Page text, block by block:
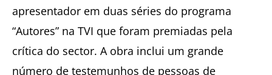
apresentador em duas séries do programa
“Autores” na TVI que foram premiadas pela
crítica do sector. A obra inclui um grande
número de testemunhos de pessoas de